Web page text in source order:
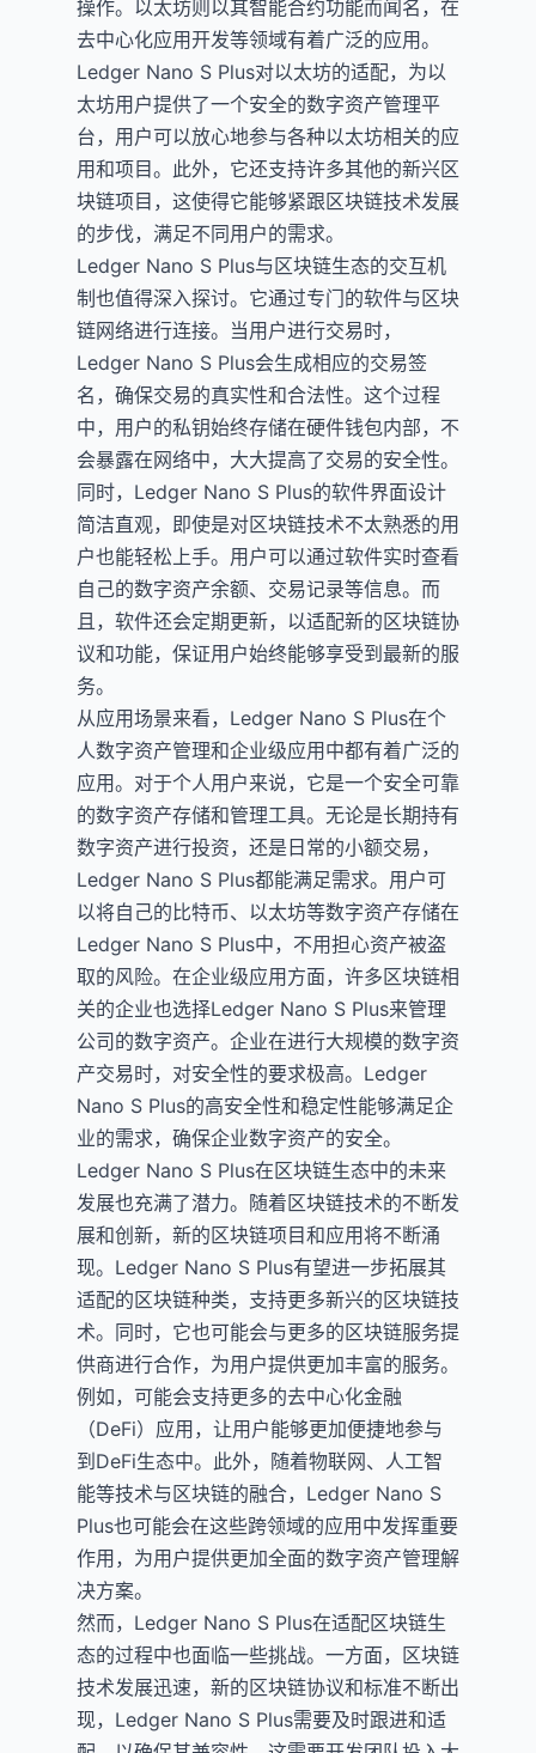
操作。以太坊则以其智能合约功能而闻名，在
去中心化应用开发等领域有着广泛的应用。
Ledger Nano S Plus对以太坊的适配，为以
太坊用户提供了一个安全的数字资产管理平
台，用户可以放心地参与各种以太坊相关的应
用和项目。此外，它还支持许多其他的新兴区
块链项目，这使得它能够紧跟区块链技术发展
的步伐，满足不同用户的需求。
Ledger Nano S Plus与区块链生态的交互机
制也值得深入探讨。它通过专门的软件与区块
链网络进行连接。当用户进行交易时，
Ledger Nano S Plus会生成相应的交易签
名，确保交易的真实性和合法性。这个过程
中，用户的私钥始终存储在硬件钱包内部，不
会暴露在网络中，大大提高了交易的安全性。
同时，Ledger Nano S Plus的软件界面设计
简洁直观，即使是对区块链技术不太熟悉的用
户也能轻松上手。用户可以通过软件实时查看
自己的数字资产余额、交易记录等信息。而
且，软件还会定期更新，以适配新的区块链协
议和功能，保证用户始终能够享受到最新的服
务。
从应用场景来看，Ledger Nano S Plus在个
人数字资产管理和企业级应用中都有着广泛的
应用。对于个人用户来说，它是一个安全可靠
的数字资产存储和管理工具。无论是长期持有
数字资产进行投资，还是日常的小额交易，
Ledger Nano S Plus都能满足需求。用户可
以将自己的比特币、以太坊等数字资产存储在
Ledger Nano S Plus中，不用担心资产被盗
取的风险。在企业级应用方面，许多区块链相
关的企业也选择Ledger Nano S Plus来管理
公司的数字资产。企业在进行大规模的数字资
产交易时，对安全性的要求极高。Ledger
Nano S Plus的高安全性和稳定性能够满足企
业的需求，确保企业数字资产的安全。
Ledger Nano S Plus在区块链生态中的未来
发展也充满了潜力。随着区块链技术的不断发
展和创新，新的区块链项目和应用将不断涌
现。Ledger Nano S Plus有望进一步拓展其
适配的区块链种类，支持更多新兴的区块链技
术。同时，它也可能会与更多的区块链服务提
供商进行合作，为用户提供更加丰富的服务。
例如，可能会支持更多的去中心化金融
（DeFi）应用，让用户能够更加便捷地参与
到DeFi生态中。此外，随着物联网、人工智
能等技术与区块链的融合，Ledger Nano S
Plus也可能会在这些跨领域的应用中发挥重要
作用，为用户提供更加全面的数字资产管理解
决方案。
然而，Ledger Nano S Plus在适配区块链生
态的过程中也面临一些挑战。一方面，区块链
技术发展迅速，新的区块链协议和标准不断出
现，Ledger Nano S Plus需要及时跟进和适